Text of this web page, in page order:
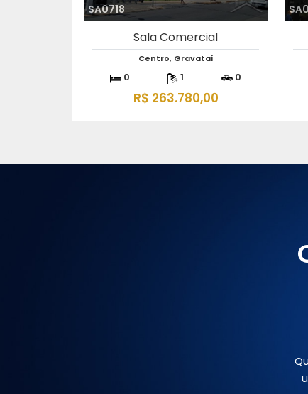
SA1039
Sala Comercial
Centro, Gravataí
0 1 0
R$ 170.000,00